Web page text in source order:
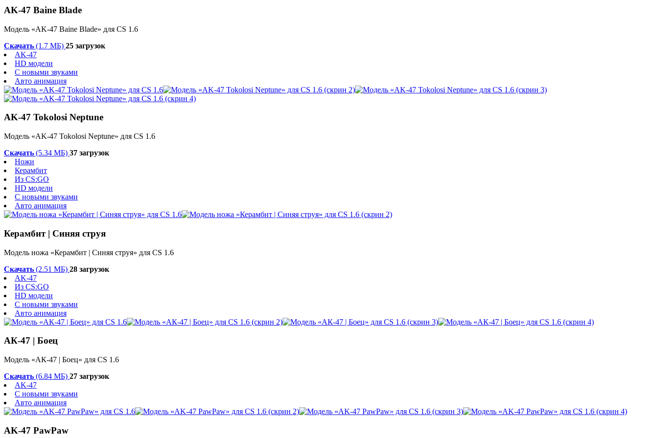
AK-47 Baine Blade
Модель «AK-47 Baine Blade» для CS 1.6
Скачать (1.7 МБ) 25 загрузок
AK-47
HD модели
С новыми звуками
Авто анимация
AK-47 Tokolosi Neptune
Модель «AK-47 Tokolosi Neptune» для CS 1.6
Скачать (5.34 МБ) 37 загрузок
Ножи
Керамбит
Из CS:GO
HD модели
С новыми звуками
Авто анимация
Керамбит | Синяя струя
Модель ножа «Керамбит | Синяя струя» для CS 1.6
Скачать (2.51 МБ) 28 загрузок
AK-47
Из CS:GO
HD модели
С новыми звуками
Авто анимация
АК-47 | Боец
Модель «АК-47 | Боец» для CS 1.6
Скачать (6.84 МБ) 27 загрузок
AK-47
С новыми звуками
Авто анимация
AK-47 PawPaw